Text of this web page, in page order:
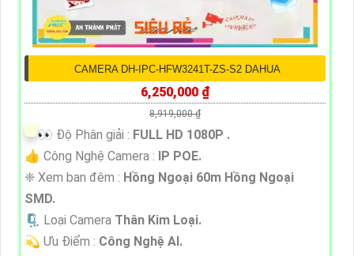
CAMERA DH-IPC-HFW3241T-ZS-S2 DAHUA
6,250,000 ₫
8,919,000 ₫
️👀 Độ Phân giải : FULL HD 1080P .
👍 Công Nghệ Camera : IP POE.
❈ Xem ban đêm : Hồng Ngoại 60m Hồng Ngoại
SMD.
🗜️ Loại Camera Thân Kim Loại.
️💫 Ưu Điểm : Công Nghệ AI.